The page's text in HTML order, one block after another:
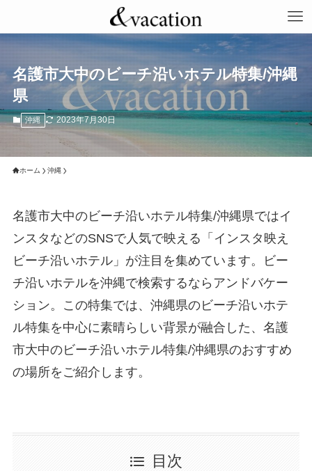
名護市大中のビーチ沿いホテル特集/沖縄
県
沖縄 2023年7月30日
ホーム 沖縄
名護市大中のビーチ沿いホテル特集/沖縄県ではイ
ンスタなどのSNSで人気で映える「インスタ映え
ビーチ沿いホテル」が注目を集めています。ビー
チ沿いホテルを沖縄で検索するならアンドバケー
ション。この特集では、沖縄県のビーチ沿いホテ
ル特集を中心に素晴らしい背景が融合した、名護
市大中のビーチ沿いホテル特集/沖縄県のおすすめ
の場所をご紹介します。
目次